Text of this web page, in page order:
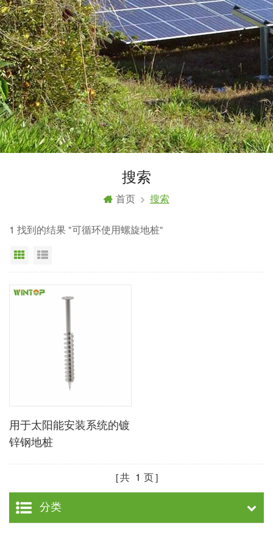
搜索
首页 搜索
1 找到的结果 "可循环使用螺旋地桩"
网格视图
用于太阳能安装系统的镀
锌钢地桩
共 1 页
分类